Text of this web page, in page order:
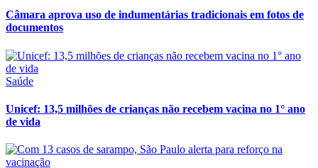
Câmara aprova uso de indumentárias tradicionais em fotos de
documentos
Saúde
Unicef: 13,5 milhões de crianças não recebem vacina no 1° ano
de vida